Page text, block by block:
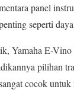
panel
seperti
Yamaha E-
pilihan
cocok